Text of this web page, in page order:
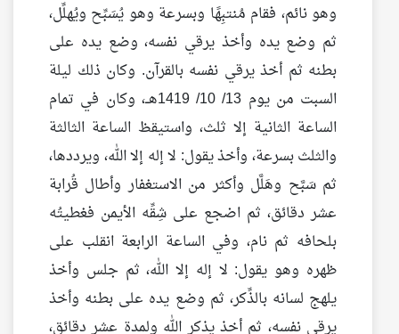
وهو نائم، فقام مُنتبِهًا وبسرعة وهو يُسَبِّح ويُهلِّل،
ثم وضع يده وأخذ يرقي نفسه، وضع يده على
بطنه ثم أخذ يرقي نفسه بالقرآن. وكان ذلك ليلة
السبت من يوم 13/ 10/ 1419هــ، وكان في تمام
الساعة الثانية إلا ثلث، واستيقظ الساعة الثالثة
والثلث بسرعة، وأخذ يقول: لا إله إلا الله، ويرددها،
ثم سَبَّح وهَلَّل وأكثر من الاستغفار وأطال قُرابة
عشر دقائق، ثم اضجع على شِقِّه الأيمن فغطيتُه
بلحافه ثم نام، وفي الساعة الرابعة انقلب على
ظهره وهو يقول: لا إله إلا الله، ثم جلس وأخذ
يلهج لسانه بالذِّكر، ثم وضع يده على بطنه وأخذ
يرقي نفسه، ثم أخذ يذكر الله ولمدة عشر دقائق،